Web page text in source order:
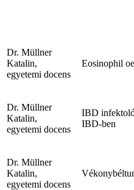
Dr. Müllner
Katalin,
egyetemi docens
Eosinophil
Dr. Müllner
Katalin,
egyetemi docens
IBD
IBD-ben
Dr. Müllner
Katalin,
egyetemi docens